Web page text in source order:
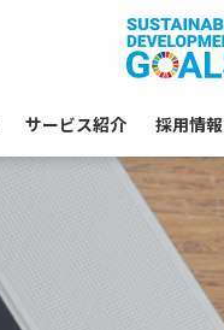
サービス紹介 採用情報